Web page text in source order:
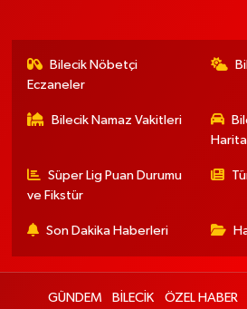
Bilecik Nöbetçi
Eczaneler
Bilecik Namaz Vakitleri
Süper Lig Puan Durumu
ve Fikstür
Son Dakika Haberleri
GÜNDEM BİLECİK ÖZEL HABER